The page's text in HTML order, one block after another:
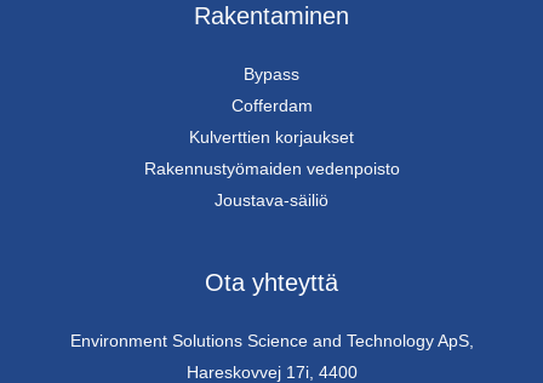
Rakentaminen
Bypass
Cofferdam
Kulverttien korjaukset
Rakennustyömaiden vedenpoisto
Joustava-säiliö
Ota yhteyttä
Environment Solutions Science and Technology ApS,
Hareskovvej 17i, 4400